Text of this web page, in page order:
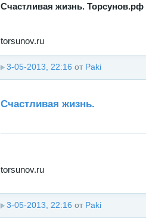
Счастливая жизнь. Торсунов.рф
torsunov.ru
3-05-2013, 22:16 от Paki
Счастливая жизнь.
torsunov.ru
3-05-2013, 22:16 от Paki